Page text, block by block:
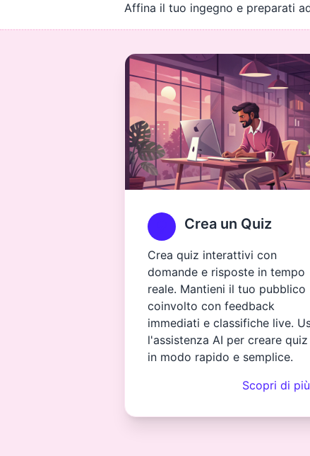
Affina il tuo ingegno e preparati
Crea un Quiz
Crea quiz interattivi con
domande e risposte in tempo
reale. Mantieni il tuo pubblico
coinvolto con feedback
immediati e classifiche live.
l'assistenza AI per creare quiz
in modo rapido e semplice.
Scopri di